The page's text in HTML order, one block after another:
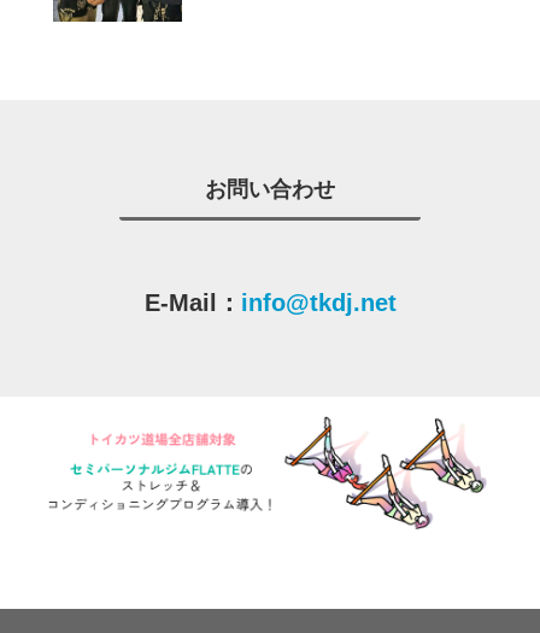
お問い合わせ
E-Mail： info@tkdj.net